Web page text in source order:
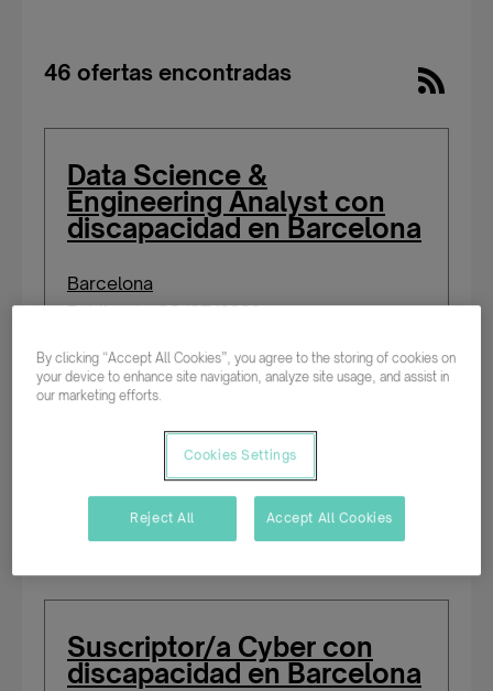
46 ofertas encontradas
Data Science &
Engineering Analyst con
discapacidad en Barcelona
Barcelona
Publicada: 09/07/2026
Tiempo completo
Indefinido
Salario según experiencia
Personas con certificado de discapacidad
Suscriptor/a Cyber con
discapacidad en Barcelona
By clicking “Accept All Cookies”, you agree to the storing of cookies on
your device to enhance site navigation, analyze site usage, and assist in
our marketing efforts.
Cookies Settings
Reject All Accept All Cookies